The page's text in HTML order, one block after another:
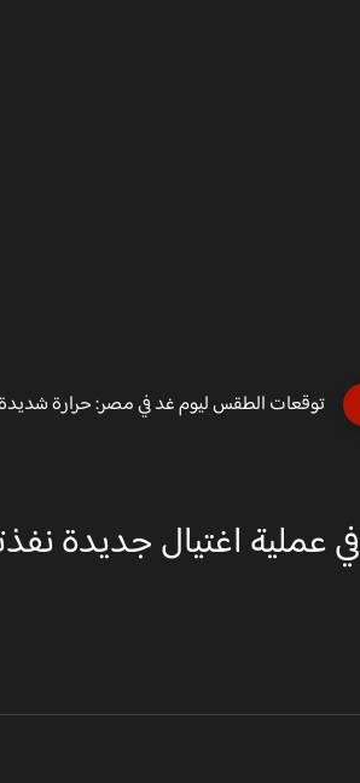
سعر الذهب اليوم في مصر ببداية تعاملات
عملية اغتيال جديدة